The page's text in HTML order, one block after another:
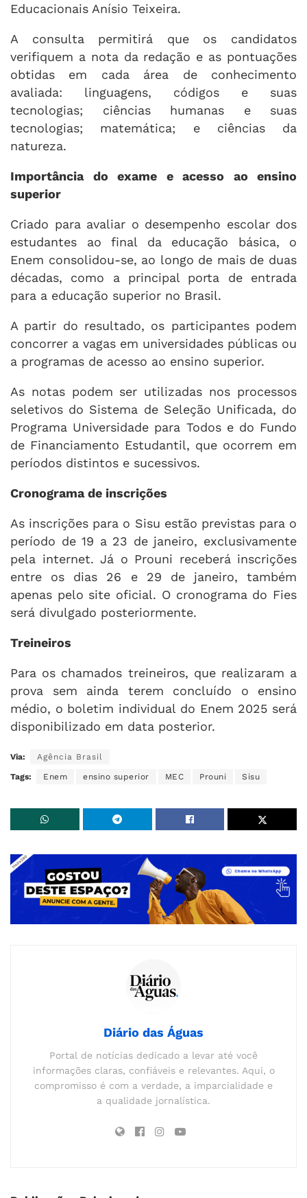
Educacionais Anísio Teixeira.
A consulta permitirá que os candidatos
verifiquem a nota da redação e as pontuações
obtidas em cada área de conhecimento
avaliada: linguagens, códigos e suas
tecnologias; ciências humanas e suas
tecnologias; matemática; e ciências da
natureza.
Importância do exame e acesso ao ensino
superior
Criado para avaliar o desempenho escolar dos
estudantes ao final da educação básica, o
Enem consolidou-se, ao longo de mais de duas
décadas, como a principal porta de entrada
para a educação superior no Brasil.
A partir do resultado, os participantes podem
concorrer a vagas em universidades públicas ou
a programas de acesso ao ensino superior.
As notas podem ser utilizadas nos processos
seletivos do Sistema de Seleção Unificada, do
Programa Universidade para Todos e do Fundo
de Financiamento Estudantil, que ocorrem em
períodos distintos e sucessivos.
Cronograma de inscrições
As inscrições para o Sisu estão previstas para o
período de 19 a 23 de janeiro, exclusivamente
pela internet. Já o Prouni receberá inscrições
entre os dias 26 e 29 de janeiro, também
apenas pelo site oficial. O cronograma do Fies
será divulgado posteriormente.
Treineiros
Para os chamados treineiros, que realizaram a
prova sem ainda terem concluído o ensino
médio, o boletim individual do Enem 2025 será
disponibilizado em data posterior.
Via: Agência Brasil
Tags: Enem ensino superior MEC Prouni Sisu
Diário das Águas
Portal de notícias dedicado a levar até você
informações claras, confiáveis e relevantes. Aqui, o
compromisso é com a verdade, a imparcialidade e
a qualidade jornalística.